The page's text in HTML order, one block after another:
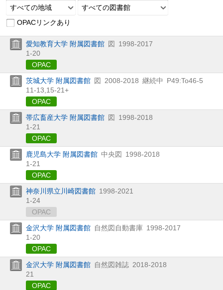
すべての地域
すべての図書館
OPACリンクあり
愛知教育大学 附属図書館 図
1998-2017
1-20
OPAC
茨城大学 附属図書館 図 2008-2018 継続中
P49:To46-5
11-13, 15-21+
OPAC
帯広畜産大学 附属図書館 図
1998-2018
1-21
OPAC
鹿児島大学 附属図書館 中央図
1998-2018
1-21
OPAC
神奈川県立川崎図書館 1998-2021
1-24
OPAC
金沢大学 附属図書館 自然図自動書庫 1998-2017
1-20
OPAC
金沢大学 附属図書館 自然図雑誌 2018-2018
21
OPAC